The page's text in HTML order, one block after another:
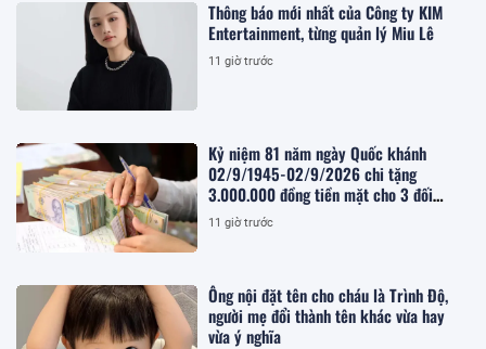
Thông báo mới nhất của Công ty KIM
Entertainment, từng quản lý Miu Lê
11 giờ trước
Kỷ niệm 81 năm ngày Quốc khánh
02/9/1945-02/9/2026 chi tặng
3.000.000 đồng tiền mặt cho 3 đối
tượng nào theo Kế hoạch 283/KH-
UBND?
11 giờ trước
Ông nội đặt tên cho cháu là Trình Độ,
người mẹ đổi thành tên khác vừa hay
vừa ý nghĩa